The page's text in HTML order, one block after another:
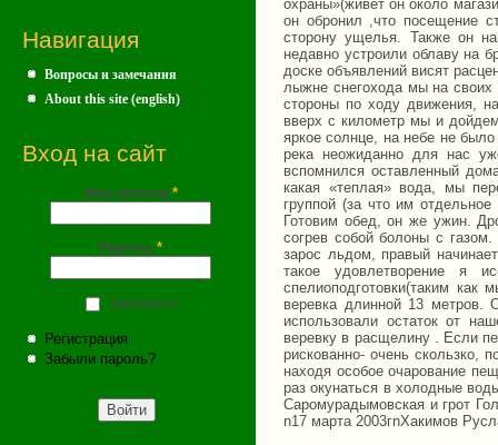
Навигация
Вопросы и замечания
About this site (english)
Вход на сайт
Имя (почта) *
Пароль *
Запомнить
Регистрация
Забыли пароль?
охраны»(живет он около
он обронил ,что посещение
сторону ущелья. Также он
недавно устроили облаву на
доске объявлений висят
лыжне снегохода мы на своих
стороны по ходу движения,
вверх с километр мы и
яркое солнце, на небе не
река неожиданно для нас
вспомнился оставленный
какая «теплая» вода, мы
группой (за что им
Готовим обед, он же ужин.
согрев собой болоны с
зарос льдом, правый
такое удовлетворение я
спелиоподготовки(таким
веревка длинной 13 метров.
использовали остаток от
веревку в расщелину . Если
рискованно- очень скользко,
находя особое очарование
раз окунаться в холодные
Саромурадымовская и грот
n17 марта 2003гnХакимов